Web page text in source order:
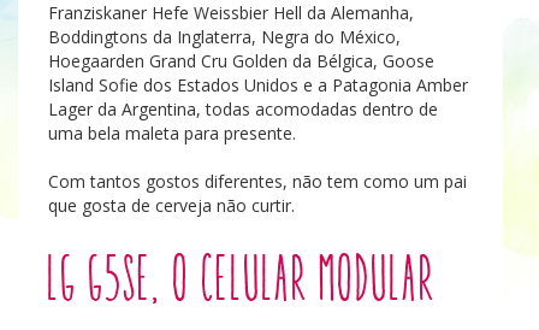
Franziskaner Hefe Weissbier Hell da Alemanha,
Boddingtons da Inglaterra, Negra do México,
Hoegaarden Grand Cru Golden da Bélgica, Goose
Island Sofie dos Estados Unidos e a Patagonia Amber
Lager da Argentina, todas acomodadas dentro de
uma bela maleta para presente.
Com tantos gostos diferentes, não tem como um pai
que gosta de cerveja não curtir.
LG G5SE, o celular modular